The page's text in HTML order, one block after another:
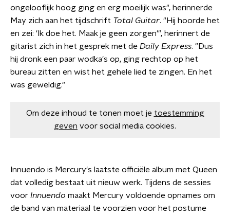
ongelooflijk hoog ging en erg moeilijk was", herinnerde
May zich aan het tijdschrift Total Guitar. "Hij hoorde het
en zei: 'Ik doe het. Maak je geen zorgen'", herinnert de
gitarist zich in het gesprek met de Daily Express. "Dus
hij dronk een paar wodka's op, ging rechtop op het
bureau zitten en wist het gehele lied te zingen. En het
was geweldig."
Om deze inhoud te tonen moet je toestemming
geven voor social media cookies.
Innuendo is Mercury's laatste officiële album met Queen
dat volledig bestaat uit nieuw werk. Tijdens de sessies
voor Innuendo maakt Mercury voldoende opnames om
de band van materiaal te voorzien voor het postume